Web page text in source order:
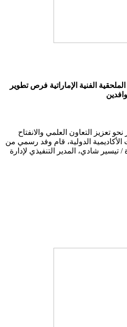
الفنية الإماراتية فرص تطوير
تعزيز التعاون العلمي والانفتاح
الدولية، قام وفد رسمي من
/ تيسير شادي، المدير التنفيذي لإدارة